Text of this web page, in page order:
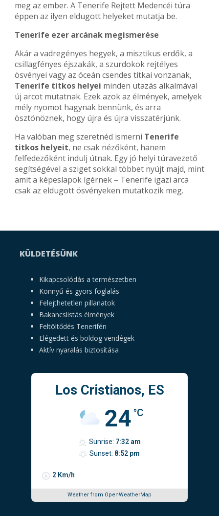
meg az ember. A Tenerife Rejtett Medencéi túra
éppen az ilyen eldugott helyeket mutatja be.
Tenerife ezer arcának megismerése
Akár a vadregényes hegyek, a misztikus erdők, a
csillagfényes éjszakák, a szurdokok rejtélyes
ösvényei vagy az óceán csendes titkai vonzanak,
Tenerife titkos helyei minden utazás alkalmával
új arcot mutatnak. Ezek azok az élmények, amelyek
mély nyomot hagynak bennünk, és arra
ösztönöznek, hogy újra és újra visszatérjünk.
Ha valóban meg szeretnéd ismerni Tenerife
titkos helyeit, ne csak nézőként, hanem
felfedezőként indulj útnak. Egy jó helyi túravezető
segítségével a sziget sokkal többet nyújt majd, mint
amit a képeslapok ígérnek – Tenerife igazi arca
csak az eldugott ösvényeken mutatkozik meg.
KÜLDETÉSÜNK
Kikapcsolódás a természetben
Könnyű és gyors foglalás
Felejthetetlen pillanatok
Bakancslistás élmények
Feltöltődés Tenerifén
Elégedett és boldog vendégek
Aktív nyaralás biztosítása
Los Cristianos, ES
24 °C
2 Km/h
Sunrise: 7:32 am
Sunset: 8:52 pm
Weather from OpenWeatherMap